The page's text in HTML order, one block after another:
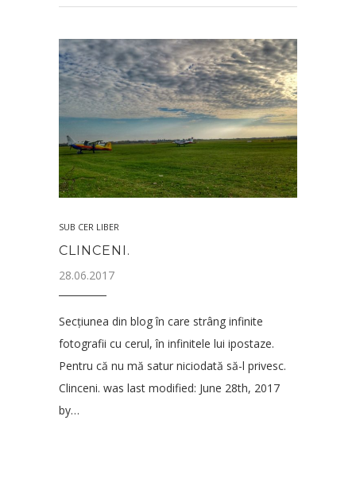
SUB CER LIBER
CLINCENI.
28.06.2017
Secțiunea din blog în care strâng infinite
fotografii cu cerul, în infinitele lui ipostaze.
Pentru că nu mă satur niciodată să-l privesc.
Clinceni. was last modified: June 28th, 2017
by…